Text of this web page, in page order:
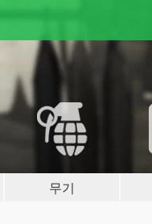
무기